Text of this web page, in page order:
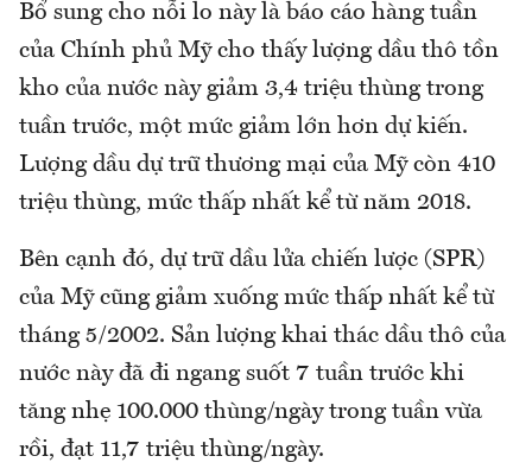
Bổ sung cho nỗi lo này là báo cáo hàng tuần
của Chính phủ Mỹ cho thấy lượng dầu thô tồn
kho của nước này giảm 3,4 triệu thùng trong
tuần trước, một mức giảm lớn hơn dự kiến.
Lượng dầu dự trữ thương mại của Mỹ còn 410
triệu thùng, mức thấp nhất kể từ năm 2018.
Bên cạnh đó, dự trữ dầu lửa chiến lược (SPR)
của Mỹ cũng giảm xuống mức thấp nhất kể từ
tháng 5/2002. Sản lượng khai thác dầu thô của
nước này đã đi ngang suốt 7 tuần trước khi
tăng nhẹ 100.000 thùng/ngày trong tuần vừa
rồi, đạt 11,7 triệu thùng/ngày.